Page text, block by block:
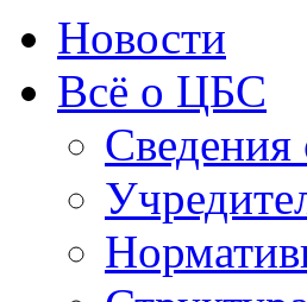
Новости
Всё о ЦБС
Сведения